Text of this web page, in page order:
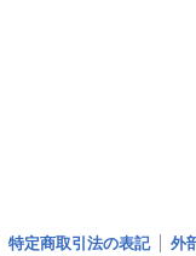
特定商取引法の表記 外